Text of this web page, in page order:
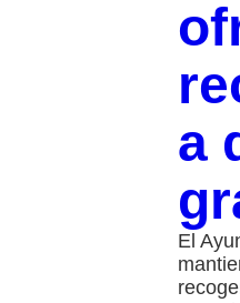
a
El